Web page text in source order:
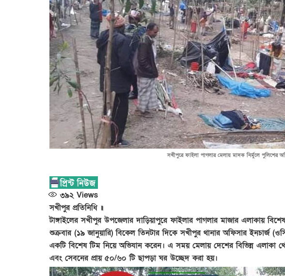
সখীপুরে ফাইলা পাগলার মেলায় মাদক নির্মুলে পুলিশের
৩৯২ Views
সখীপুর প্রতিনিধি ॥
টাঙ্গাইলের সখীপুর উপজেলার দাড়িয়াপুরে ফাইলার পাগলার মাজার এলাকায়
শুক্রবার (১৯ জানুয়ারি) বিকেল তিনটার দিকে সখীপুর থানার অফিসার ইনচার্জ
একটি বিশেষ টিম নিয়ে অভিযান করেন। এ সময় মেলায় দেশের বিভিন্ন এলাকা
এবং সেবনের প্রায় ৫০/৬০ টি ছাপড়া ঘর উচ্ছেদ করা হয়।